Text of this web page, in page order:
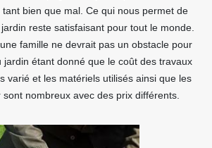
bien que mal. Ce qui nous permet de
reste satisfaisant pour tout le monde.
famille ne devrait pas un obstacle pour
jardin étant donné que le coût des travaux
varié et les matériels utilisés ainsi que les
nombreux avec des prix différents.